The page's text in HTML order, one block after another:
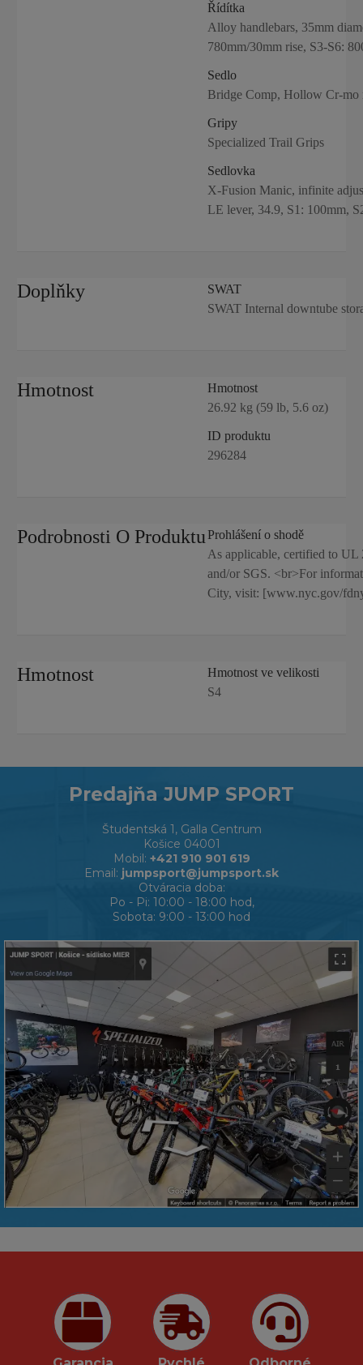
Řídítka
Alloy handlebars, 35mm
780mm/30mm rise, S3-S6:
Sedlo
Bridge Comp, Hollow Cr-mo
Gripy
Specialized Trail Grips
Sedlovka
X-Fusion Manic, infinite
LE lever, 34.9, S1: 100mm,
Doplňky
SWAT
SWAT Internal downtube
Hmotnost
Hmotnost
26.92 kg (59 lb, 5.6 oz)
ID produktu
296284
Podrobnosti O ProduktuProhlášení o shodě
As applicable, certified to UL
and/or SGS. <br>For
City, visit: [www.nyc.gov/
Hmotnost
Hmotnost ve velikosti
S4
Predajňa JUMP SPORT
Študentská 1, Galla Centrum
Košice 04001
Mobil: +421 910 901 619
Email: jumpsport@jumpsport.sk
Otváracia doba:
Po - Pi: 10:00 - 18:00 hod,
Sobota: 9:00 - 13:00 hod